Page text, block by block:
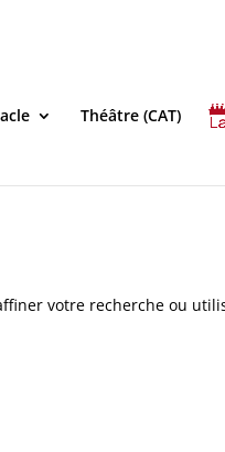
Théâtre (CAT)
votre recherche ou